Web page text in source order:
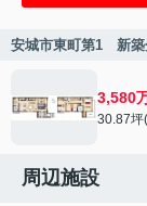
安城市東町第1 新
3,580
30.87坪
周辺施設